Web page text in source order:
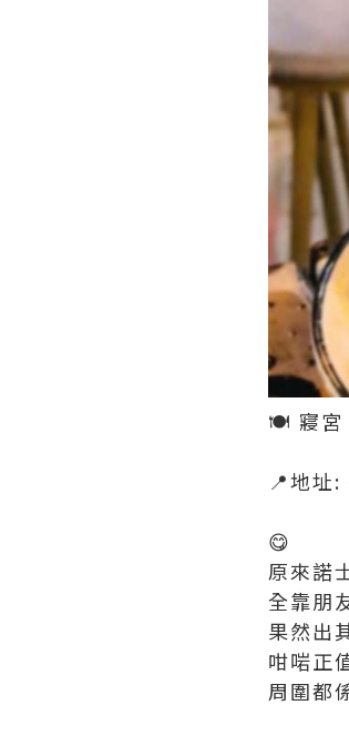
🍽 寢宮
📍地址
😋
原來諾
全靠朋
果然出
咁啱正
周圍都